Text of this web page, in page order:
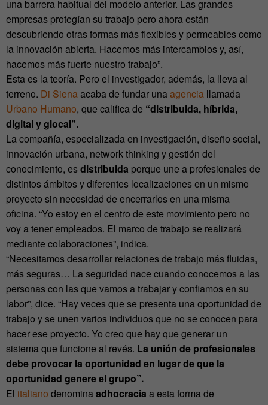
una barrera habitual del modelo anterior. Las grandes
empresas protegían su trabajo pero ahora están
descubriendo otras formas más flexibles y permeables como
la innovación abierta. Hacemos más intercambios y, así,
hacemos más fuerte nuestro trabajo”.
Esta es la teoría. Pero el investigador, además, la lleva al
terreno. Di Sienaacaba de fundar unaagencia llamada
Urbano Humano, que califica de “distribuida, híbrida,
digital y glocal”.
La compañía, especializada en investigación, diseño social,
innovación urbana, network thinking y gestión del
conocimiento, esdistribuida porque une a profesionales de
distintos ámbitos y diferentes localizaciones en un mismo
proyecto sin necesidad de encerrarlos en una misma
oficina. “Yo estoy en el centro de este movimiento pero no
voy a tener empleados. El marco de trabajo se realizará
mediante colaboraciones”, indica.
“Necesitamos desarrollar relaciones de trabajo más fluidas,
más seguras… La seguridad nace cuando conocemos a las
personas con las que vamos a trabajar y confiamos en su
labor”, dice. “Hay veces que se presenta una oportunidad de
trabajo y se unen varios individuos que no se conocen para
hacer ese proyecto. Yo creo que hay que generar un
sistema que funcione al revés. La unión de profesionales
debe provocar la oportunidad en lugar de que la
oportunidad genere el grupo”.
El italiano denominaadhocracia a esta forma de